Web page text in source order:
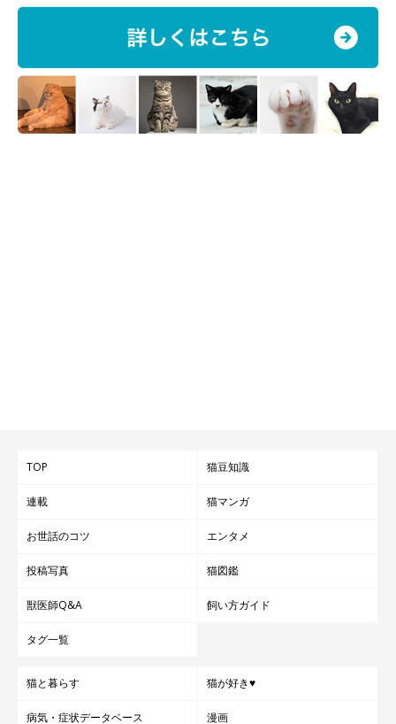
TOP 猫豆知識
連載 猫マンガ
お世話のコツ エンタメ
投稿写真 猫図鑑
獣医師Q&A 飼い方ガイド
タグ一覧
猫と暮らす 猫が好き♥
病気・症状データベース 漫画